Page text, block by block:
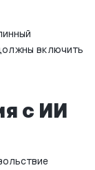
включить
с ИИ